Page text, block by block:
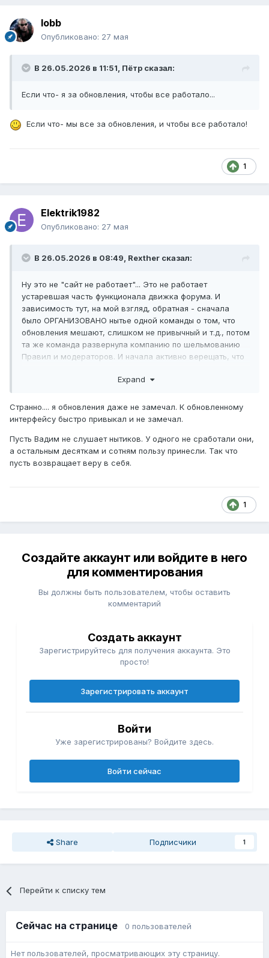
lobb
Опубликовано: 27 мая
В 26.05.2026 в 11:51, Пётр сказал:
Если что- я за обновления, чтобы все работало...
Если что- мы все за обновления, и чтобы все работало!
1
Elektrik1982
Опубликовано: 27 мая
В 26.05.2026 в 08:49, Rexther сказал:
Ну это не "сайт не работает"... Это не работает
устаревшая часть функционала движка форума. И
зависимость тут, на мой взгляд, обратная - сначала
было ОРГАНИЗОВАНО нытье одной команды о том, что
обновления мешают, слишком не привычный и т.д., потом
та же команда развернула компанию по шельмованию
Правил и модераторов. И начала активно верещать, что
вообще его не отключил...
Expand
Странно.... я обновления даже не замечал. К обновленному
интерфейсу быстро привыкал и не замечал.
Пусть Вадим не слушает нытиков. У одного не сработали они,
а остальным десяткам и сотням пользу принесли. Так что
пусть возвращает веру в себя.
1
Создайте аккаунт или войдите в него
для комментирования
Вы должны быть пользователем, чтобы оставить
комментарий
Создать аккаунт
Зарегистрируйтесь для получения аккаунта. Это
просто!
Зарегистрировать аккаунт
Войти
Уже зарегистрированы? Войдите здесь.
Войти сейчас
Share Подписчики 1
Перейти к списку тем
Сейчас на странице 0 пользователей
Нет пользователей, просматривающих эту страницу.